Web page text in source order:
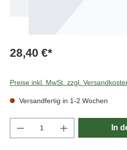
28,40 €*
Preise inkl. MwSt. zzgl.
Versandfertig in 1-2 Wochen
Produkt Anzahl: Gib In